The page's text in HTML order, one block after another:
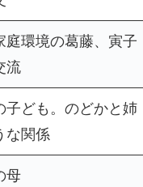
庭環境の葛藤、寅子
流
子ども。のどかと姉
な関係
母